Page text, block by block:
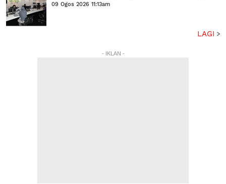
09 Ogos 2026 11:13am
LAGI
- IKLAN -